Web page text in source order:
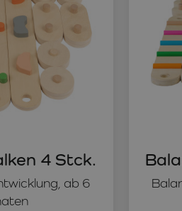
und die Körperhaltung zu
Entwicklung für
nicht nur Raum für Spaß,
zu schaffen –
Üben auf Balancierhilfen
ist eine ausgezeichnete
ab 6
4 Stck.